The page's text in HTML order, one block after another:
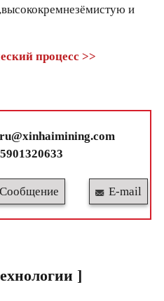
и
процесс >>
Сообщение E-mail
]